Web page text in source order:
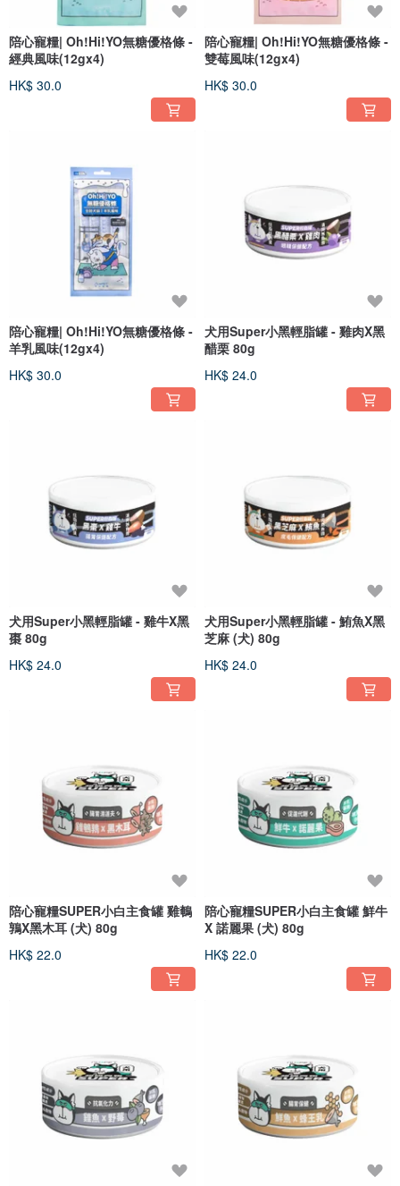
陪心寵糧| Oh!Hi!YO無糖優格條 -
經典風味(12gx4)
HK$ 30.0
陪心寵糧| Oh!Hi!YO無糖優格條 -
雙莓風味(12gx4)
HK$ 30.0
陪心寵糧| Oh!Hi!YO無糖優格條 -
羊乳風味(12gx4)
HK$ 30.0
犬用Super小黑輕脂罐 - 雞肉X黑
醋栗 80g
HK$ 24.0
犬用Super小黑輕脂罐 - 雞牛X黑
棗 80g
HK$ 24.0
犬用Super小黑輕脂罐 - 鮪魚X黑
芝麻 (犬) 80g
HK$ 24.0
陪心寵糧SUPER小白主食罐 雞鵪
鶉X黑木耳 (犬) 80g
HK$ 22.0
陪心寵糧SUPER小白主食罐 鮮牛
X 諾麗果 (犬) 80g
HK$ 22.0